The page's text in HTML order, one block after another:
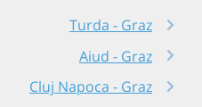
Turda - Graz
Aiud - Graz
Cluj Napoca - Graz